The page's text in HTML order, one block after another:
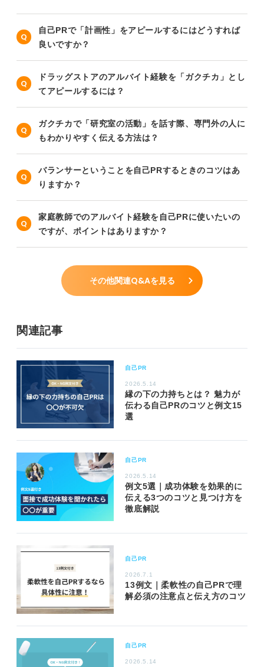
自己PRで「計画性」をアピールするにはどうすれば
良いですか？
ドラッグストアのアルバイト経験を「ガクチカ」とし
てアピールするには？
ガクチカで「研究室の活動」を話す際、専門外の人に
もわかりやすく伝える方法は？
バランサーということを自己PRするときのコツはあ
りますか？
家庭教師でのアルバイト経験を自己PRに使いたいの
ですが、ポイントはありますか？
その他関連Q&Aを見る
関連記事
自己PR
2026.5.14
縁の下の力持ちとは？ 魅力が
伝わる自己PRのコツと例文15
選
自己PR
2026.5.14
例文5選｜成功体験を効果的に
伝える3つのコツと見つけ方を
徹底解説
自己PR
2026.7.1
13例文｜柔軟性の自己PRで理
解必須の注意点と伝え方のコツ
自己PR
2026.5.14